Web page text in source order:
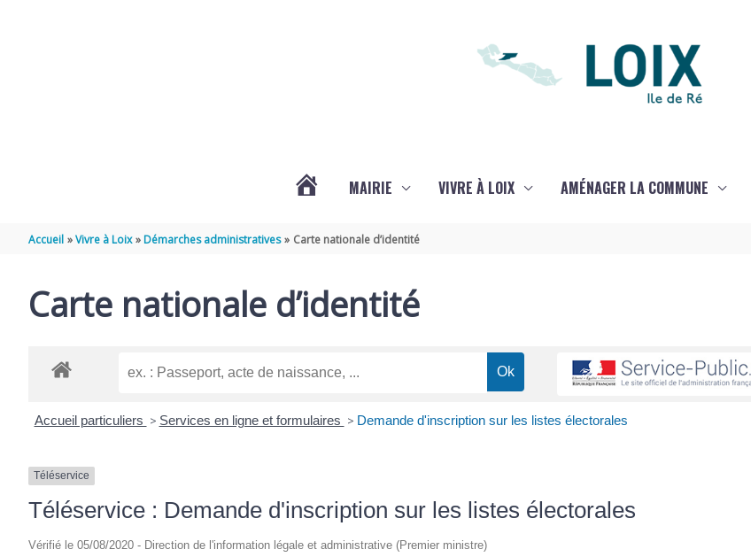
MAIRIE VIVRE À LOIX AMÉNAGER LA COMMUNE
Accueil Vivre à Loix Démarches administratives Carte nationale d’identité
Carte nationale d’identité
Accueil particuliers > Services en ligne et formulaires > Demande d'inscription sur les listes électorales
Téléservice
Téléservice : Demande d'inscription sur les listes électorales
Vérifié le 05/08/2020 - Direction de l'information légale et administrative (Premier ministre)